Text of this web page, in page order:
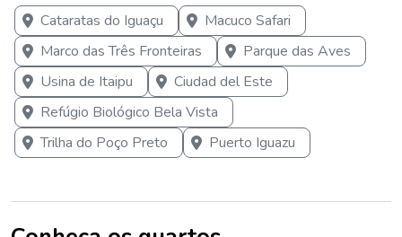
Cataratas do Iguaçu
Macuco Safari
Marco das Três Fronteiras
Parque das Aves
Usina de Itaipu
Ciudad del Este
Refúgio Biológico Bela Vista
Trilha do Poço Preto
Puerto Iguazu